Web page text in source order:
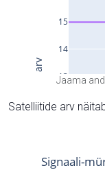
Jaama
Satelliitide arv